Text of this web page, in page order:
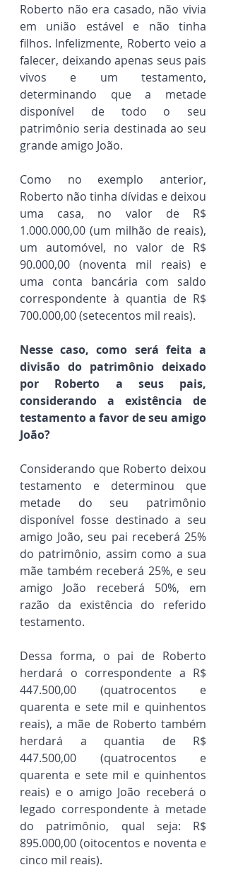
Roberto não era casado, não vivia
em união estável e não tinha
filhos. Infelizmente, Roberto veio a
falecer, deixando apenas seus pais
vivos e um testamento,
determinando que a metade
disponível de todo o seu
patrimônio seria destinada ao seu
grande amigo João.
Como no exemplo anterior,
Roberto não tinha dívidas e deixou
uma casa, no valor de R$
1.000.000,00 (um milhão de reais),
um automóvel, no valor de R$
90.000,00 (noventa mil reais) e
uma conta bancária com saldo
correspondente à quantia de R$
700.000,00 (setecentos mil reais).
Nesse caso, como será feita a
divisão do patrimônio deixado
por Roberto a seus pais,
considerando a existência de
testamento a favor de seu amigo
João?
Considerando que Roberto deixou
testamento e determinou que
metade do seu patrimônio
disponível fosse destinado a seu
amigo João, seu pai receberá 25%
do patrimônio, assim como a sua
mãe também receberá 25%, e seu
amigo João receberá 50%, em
razão da existência do referido
testamento.
Dessa forma, o pai de Roberto
herdará o correspondente a R$
447.500,00 (quatrocentos e
quarenta e sete mil e quinhentos
reais), a mãe de Roberto também
herdará a quantia de R$
447.500,00 (quatrocentos e
quarenta e sete mil e quinhentos
reais) e o amigo João receberá o
legado correspondente à metade
do patrimônio, qual seja: R$
895.000,00 (oitocentos e noventa e
cinco mil reais).